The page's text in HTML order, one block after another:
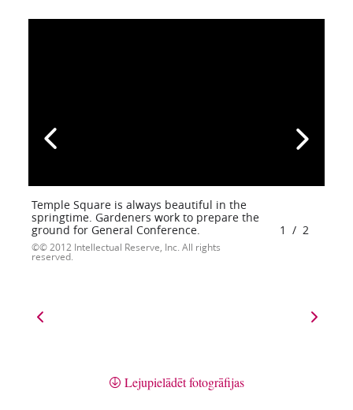
Temple Square is always beautiful in the
springtime. Gardeners work to prepare the
ground for General Conference.
© 2012 Intellectual Reserve, Inc. All rights
reserved.
1 / 2
Lejupielādēt fotogrāfijas